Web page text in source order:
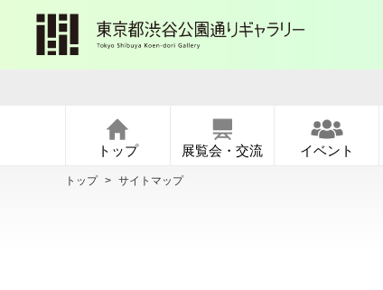
トップ 展覧会・交流 イベント
トップ > サイトマップ